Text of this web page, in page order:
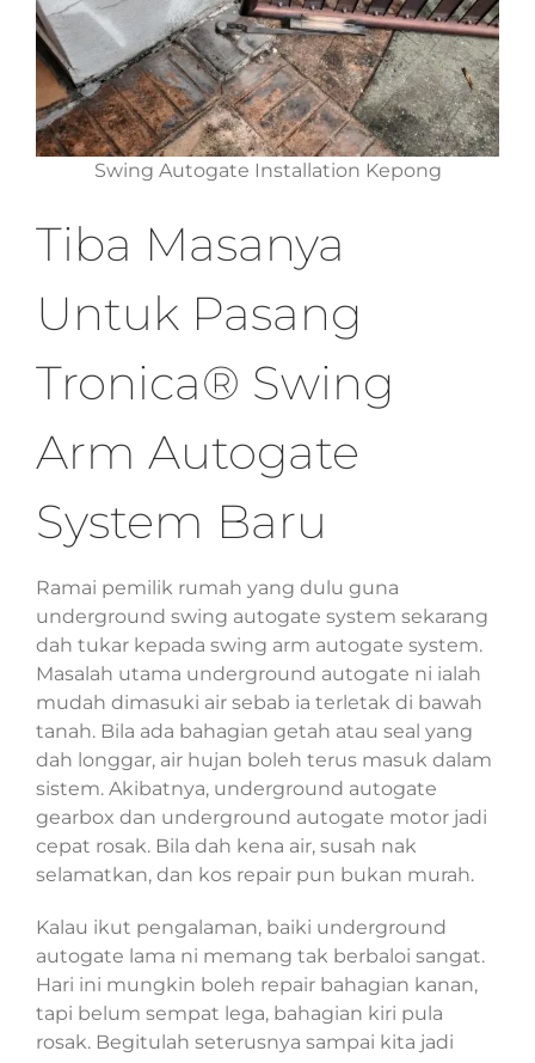
Swing Autogate Installation Kepong
Tiba Masanya
Untuk Pasang
Tronica® Swing
Arm Autogate
System Baru
Ramai pemilik rumah yang dulu guna
underground swing autogate system sekarang
dah tukar kepada swing arm autogate system.
Masalah utama underground autogate ni ialah
mudah dimasuki air sebab ia terletak di bawah
tanah. Bila ada bahagian getah atau seal yang
dah longgar, air hujan boleh terus masuk dalam
sistem. Akibatnya, underground autogate
gearbox dan underground autogate motor jadi
cepat rosak. Bila dah kena air, susah nak
selamatkan, dan kos repair pun bukan murah.
Kalau ikut pengalaman, baiki underground
autogate lama ni memang tak berbaloi sangat.
Hari ini mungkin boleh repair bahagian kanan,
tapi belum sempat lega, bahagian kiri pula
rosak. Begitulah seterusnya sampai kita jadi